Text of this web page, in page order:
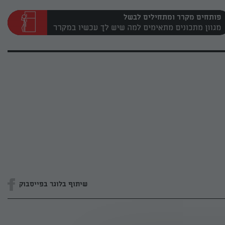
פותחים מקרר ומתחילים לבשל
שיתוף בלוגר בפייסבוק